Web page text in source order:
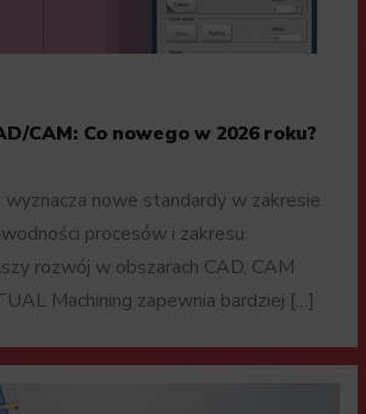
CAM: Co nowego w 2026 roku?
nowe standardy w zakresie
procesów i zakresu
rozwój w obszarach CAD, CAM
Machining zapewnia bardziej […]